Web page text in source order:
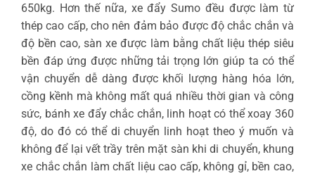
650kg. Hơn thế nữa, xe đẩy Sumo đều được làm từ
thép cao cấp, cho nên đảm bảo được độ chắc chắn và
độ bền cao, sàn xe được làm bằng chất liệu thép siêu
bền đáp ứng được những tải trọng lớn giúp ta có thể
vận chuyển dễ dàng được khối lượng hàng hóa lớn,
cồng kềnh mà không mất quá nhiều thời gian và công
sức, bánh xe đẩy chắc chắn, linh hoạt có thể xoay 360
độ, do đó có thể di chuyển linh hoạt theo ý muốn và
không để lại vết trầy trên mặt sàn khi di chuyển, khung
xe chắc chắn làm chất liệu cao cấp, không gỉ, bền cao,